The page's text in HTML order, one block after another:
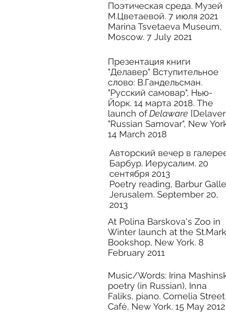
Поэтическая среда. Музей
М.Цветаевой. 7 июля 2021
Marina Tsvetaeva Museum,
Moscow. 7 July 2021
Презентация книги
"Делавер" Вступительное
слово: В.Гандельсман.
"Русский самовар", Нью-
Йорк. 14 марта 2018. The
launch ofDelaware
"Russian Samovar", New
14 March 2018
Авторский вечер в
Барбур. Иерусалим. 20
сентября 2013
Poetry reading, Barbur
Jerusalem. September 20,
2013
At Polina Barskova's Zoo in
Winter launch at the
Bookshop, New York. 8
February 2011
Music/Words: Irina
poetry (in Russian), Inna
Faliks, piano. Cornelia Street
Café, New York. 15 May 2012